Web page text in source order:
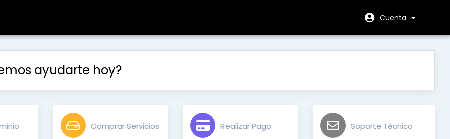
Cuenta
ayudarte hoy?
Comprar Servicios Realizar Pago Soporte Técnico